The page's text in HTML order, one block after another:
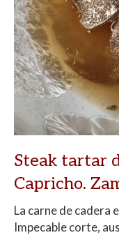
Steak tartar
Capricho.
La carne de cadera
Impecable corte,